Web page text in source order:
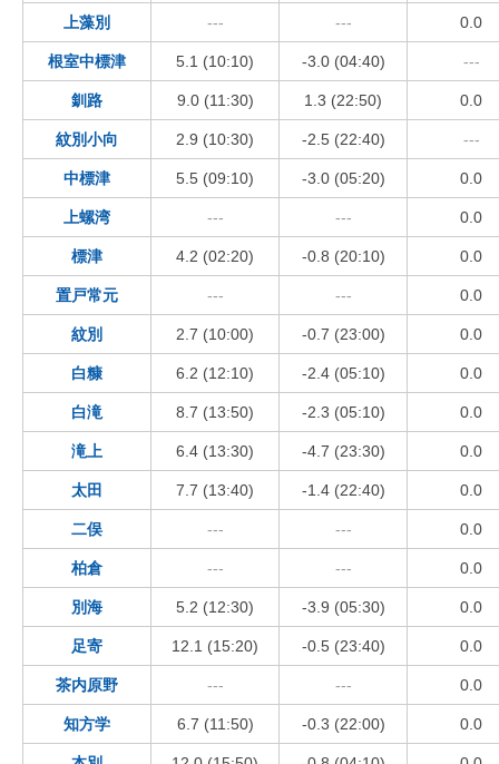
上藻別 --- --- 0.0
根室中標津 5.1 (10:10) -3.0 (04:40) ---
釧路 9.0 (11:30) 1.3 (22:50) 0.0
紋別小向 2.9 (10:30) -2.5 (22:40) ---
中標津 5.5 (09:10) -3.0 (05:20) 0.0
上螺湾 --- --- 0.0
標津 4.2 (02:20) -0.8 (20:10) 0.0
置戸常元 --- --- 0.0
紋別 2.7 (10:00) -0.7 (23:00) 0.0
白糠 6.2 (12:10) -2.4 (05:10) 0.0
白滝 8.7 (13:50) -2.3 (05:10) 0.0
滝上 6.4 (13:30) -4.7 (23:30) 0.0
太田 7.7 (13:40) -1.4 (22:40) 0.0
二俣 --- --- 0.0
柏倉 --- --- 0.0
別海 5.2 (12:30) -3.9 (05:30) 0.0
足寄 12.1 (15:20) -0.5 (23:40) 0.0
茶内原野 --- --- 0.0
知方学 6.7 (11:50) -0.3 (22:00) 0.0